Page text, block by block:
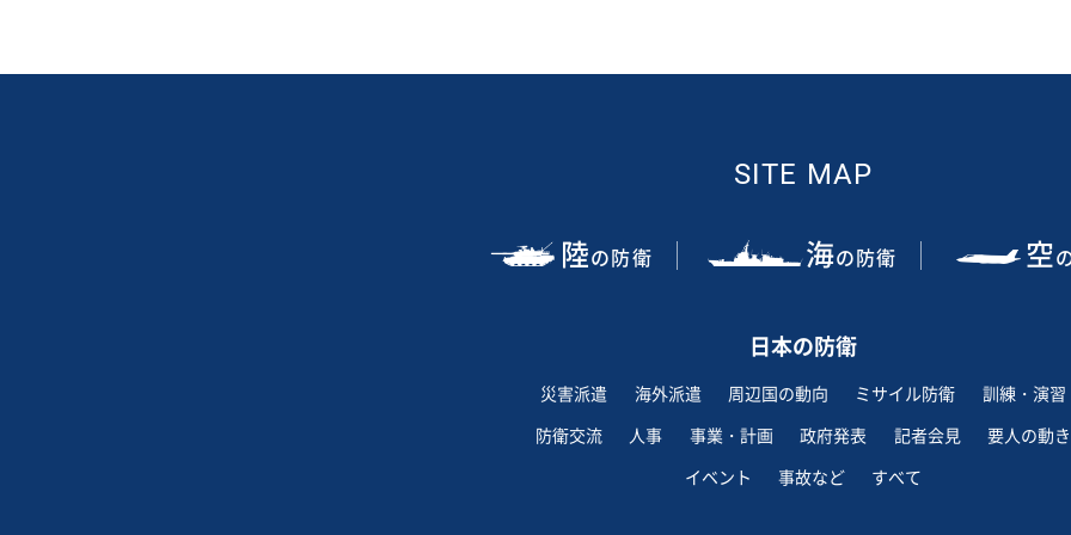
SITE MAP
陸の防衛 海の防衛 空
日本の防衛
災害派遣 海外派遣 周辺国の動向 ミサイル防衛
訓練・演習
防衛交流
人事 事業・計画 政府発表 記者会見
要人の動き
イベント
事故など すべて